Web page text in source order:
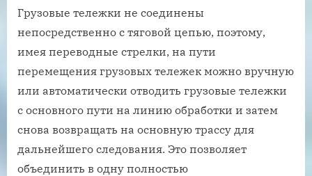
Грузовые тележки не соединены
непосредственно с тяговой цепью, поэтому,
имея переводные стрелки, на пути
перемещения грузовых тележек можно вручную
или автоматически отводить грузовые тележки
с основного пути на линию обработки и затем
снова возвращать на основную трассу для
дальнейшего следования. Это позволяет
объединить в одну полностью